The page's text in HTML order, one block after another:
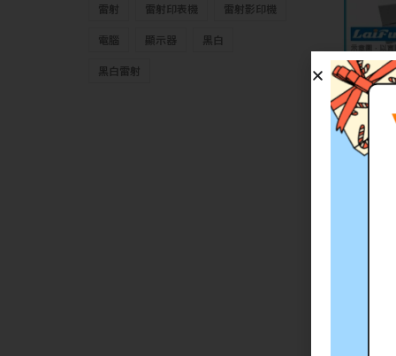
雷射 雷射印表機 雷射影印機
電腦 顯示器 黑白
黑白雷射
【
生 相容
LQ-